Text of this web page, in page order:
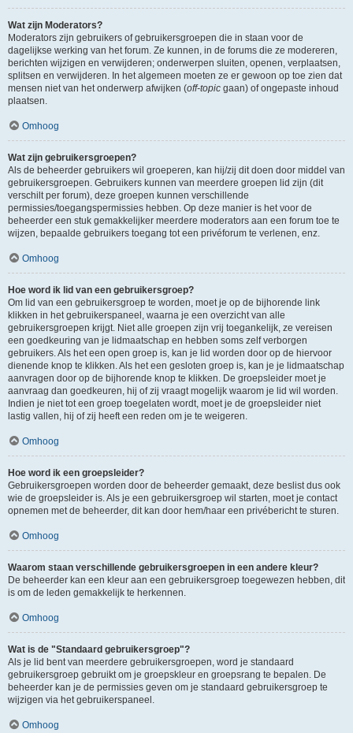
Wat zijn Moderators?
Moderators zijn gebruikers of gebruikersgroepen die in staan voor de
dagelijkse werking van het forum. Ze kunnen, in de forums die ze modereren,
berichten wijzigen en verwijderen; onderwerpen sluiten, openen, verplaatsen,
splitsen en verwijderen. In het algemeen moeten ze er gewoon op toe zien dat
mensen niet van het onderwerp afwijken (off-topic gaan) of ongepaste inhoud
plaatsen.
Omhoog
Wat zijn gebruikersgroepen?
Als de beheerder gebruikers wil groeperen, kan hij/zij dit doen door middel van
gebruikersgroepen. Gebruikers kunnen van meerdere groepen lid zijn (dit
verschilt per forum), deze groepen kunnen verschillende
permissies/toegangspermissies hebben. Op deze manier is het voor de
beheerder een stuk gemakkelijker meerdere moderators aan een forum toe te
wijzen, bepaalde gebruikers toegang tot een privéforum te verlenen, enz.
Omhoog
Hoe word ik lid van een gebruikersgroep?
Om lid van een gebruikersgroep te worden, moet je op de bijhorende link
klikken in het gebruikerspaneel, waarna je een overzicht van alle
gebruikersgroepen krijgt. Niet alle groepen zijn vrij toegankelijk, ze vereisen
een goedkeuring van je lidmaatschap en hebben soms zelf verborgen
gebruikers. Als het een open groep is, kan je lid worden door op de hiervoor
dienende knop te klikken. Als het een gesloten groep is, kan je je lidmaatschap
aanvragen door op de bijhorende knop te klikken. De groepsleider moet je
aanvraag dan goedkeuren, hij of zij vraagt mogelijk waarom je lid wil worden.
Indien je niet tot een groep toegelaten wordt, moet je de groepsleider niet
lastig vallen, hij of zij heeft een reden om je te weigeren.
Omhoog
Hoe word ik een groepsleider?
Gebruikersgroepen worden door de beheerder gemaakt, deze beslist dus ook
wie de groepsleider is. Als je een gebruikersgroep wil starten, moet je contact
opnemen met de beheerder, dit kan door hem/haar een privébericht te sturen.
Omhoog
Waarom staan verschillende gebruikersgroepen in een andere kleur?
De beheerder kan een kleur aan een gebruikersgroep toegewezen hebben, dit
is om de leden gemakkelijk te herkennen.
Omhoog
Wat is de "Standaard gebruikersgroep"?
Als je lid bent van meerdere gebruikersgroepen, word je standaard
gebruikersgroep gebruikt om je groepskleur en groepsrang te bepalen. De
beheerder kan je de permissies geven om je standaard gebruikersgroep te
wijzigen via het gebruikerspaneel.
Omhoog